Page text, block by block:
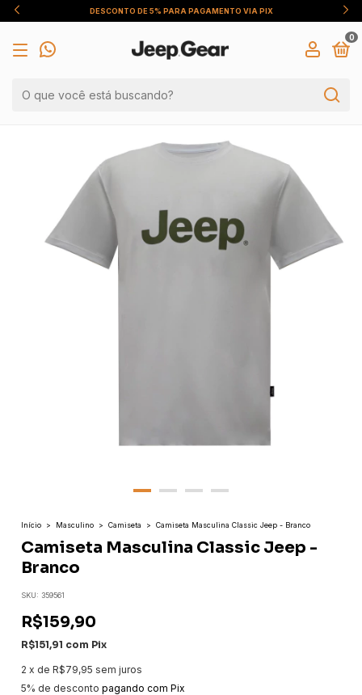
PIX FRETE GRÁTIS EM COMPRAS ACIMA DE R$ 399,90
0
Início > Masculino > Camiseta > Camiseta Masculina Classic Jeep - Branco
Camiseta Masculina Classic Jeep -
Branco
SKU: 359561
R$159,90
R$151,91 com Pix
2 x deR$79,95 sem juros
5% de desconto pagando com Pix